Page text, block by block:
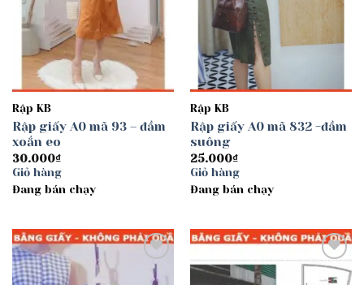
Rập KB
Rập giấy A0 mã 93 – đầm
xoắn eo
30.000₫
Giỏ hàng
Đang bán chạy
Rập KB
Rập giấy A0 mã 832 -đầm
suông
25.000₫
Giỏ hàng
Đang bán chạy
Add to
wishlist
Add to
wishlist